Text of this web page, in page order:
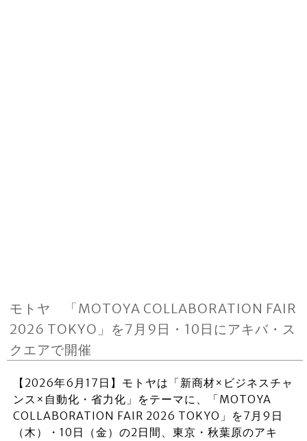
モトヤ 「MOTOYA COLLABORATION FAIR
2026 TOKYO」を7月9日・10日にアキバ・ス
クエアで開催
【2026年6月17日】モトヤは「新商材×ビジネスチャ
ンス×自動化・省力化」をテーマに、「MOTOYA
COLLABORATION FAIR 2026 TOKYO」を7月9日
（木）・10日（金）の2日間、東京・秋葉原のアキ